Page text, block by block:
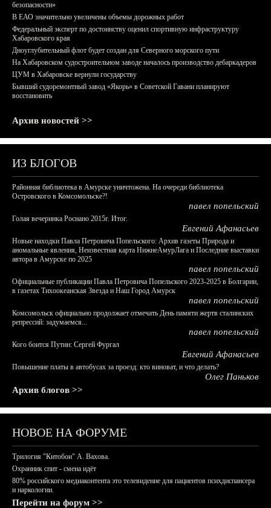
безопасности»
В ЕАО значительно увеличены объемы дорожных работ
Федеральный эксперт по достоинству оценил спортивную инфраструктуру
Хабаровского края
Дноуглубительный флот будет создан для Северного морского пути
На Хабаровском судостроительном заводе началось производство дебаркадеров
ЦУМ в Хабаровске вернули государству
Бывший судоремонтный завод «Якорь» в Советской Гавани планируют
восстановить
Архив новостей >>
ИЗ БЛОГОВ
Районная библиотека в Амурске уничтожена. На очереди библиотека
Островского в Комсомольске?!
павел попельский
Голая вечеринка Роснано 2015г. Итог.
Евгений Афанасьев
Новые находки Павла Петровича Попельского: Архив газеты Природа и
аномальные явления, Неизвестная карта НижнеАмурЛага и Последние выставки
автора в Амурске по 2025
павел попельский
Официальные публикации Павла Петровича Попельского 2023-2025 в Болгарии,
в газетах Тихоокеанская Звезда и Наш Город Амурск
павел попельский
Комсомольск официально продолжает отмечать День памяти жертв сталинских
репрессий: задумаемся...
павел попельский
Кого боится Путин: Сергей Фургал
Евгений Афанасьев
Повышение платы в автобусах за проезд: кто виноват, и что делать?
Олег Паньков
Архив блогов >>
НОВОЕ НА ФОРУМЕ
Трилогия "Китобои" А. Вахова.
Охранник спит - смена идёт
80% российского медиаконтента это телевидение для пациентов психдиспансера
и наркологии.
Перейти на форум >>